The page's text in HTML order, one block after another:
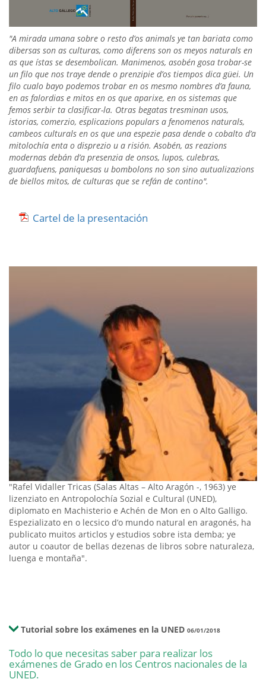
"A mirada umana sobre o resto d’os animals ye tan bariata como
dibersas son as culturas, como diferens son os meyos naturals en
as que ístas se desembolican. Manimenos, asobén gosa trobar-se
un filo que nos traye dende o prenzipie d’os tiempos dica güei. Un
filo cualo bayo podemos trobar en os mesmo nombres d’a fauna,
en as falordias e mitos en os que aparixe, en os sistemas que
femos serbir ta clasificar-la. Otras begatas tresminan usos,
istorias, comerzio, esplicazions populars a fenomenos naturals,
cambeos culturals en os que una espezie pasa dende o cobalto d’a
mitolochía enta o disprezio u a risión. Asobén, as reazions
modernas debán d’a presenzia de onsos, lupos, culebras,
guardafuens, paniquesas u bombolons no son sino autualizazions
de biellos mitos, de culturas que se refán de contino".
Cartel de la presentación
"Rafel Vidaller Tricas (Salas Altas – Alto Aragón -, 1963) ye
lizenziato en Antropolochía Sozial e Cultural (UNED),
diplomato en Machisterio e Achén de Mon en o Alto Galligo.
Espezializato en o lecsico d’o mundo natural en aragonés, ha
publicato muitos articlos y estudios sobre ista demba; ye
autor u coautor de bellas dezenas de libros sobre naturaleza,
luenga e montaña".
Tutorial sobre los exámenes en la UNED 06/01/2018
Todo lo que necesitas saber para realizar los
exámenes de Grado en los Centros nacionales de la
UNED.